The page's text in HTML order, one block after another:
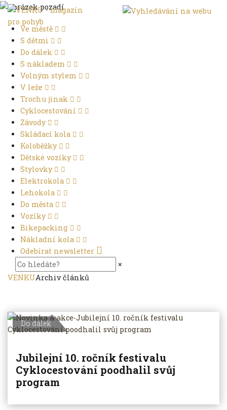
Ve městě
S dětmi
Do dálek
S nákladem
Volným stylem
V leže
Trochu jinak
Cyklocestování
Závody
Skládací kola
Koloběžky
Dětské vozíky
Stylovky
Elektrokola
Lehokola
Do města
Vozíky
Bikepacking
Nákladní kola
Odebírat newsletter
×
VENKUArchiv článků
Do dálek
Jubilejní 10. ročník festivalu
Cyklocestování poodhalil svůj
program